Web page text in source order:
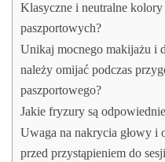
Klasyczne i neutralne kolory
paszportowych?
Unikaj mocnego makijażu i
należy omijać podczas
paszportowego?
Jakie fryzury są
Uwaga na nakrycia głowy i
przed przystąpieniem do